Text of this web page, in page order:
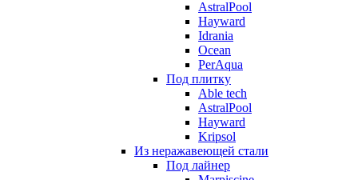
AstralPool
Hayward
Idrania
Ocean
PerAqua
Под плитку
Able tech
AstralPool
Hayward
Kripsol
Из неражавеющей стали
Под лайнер